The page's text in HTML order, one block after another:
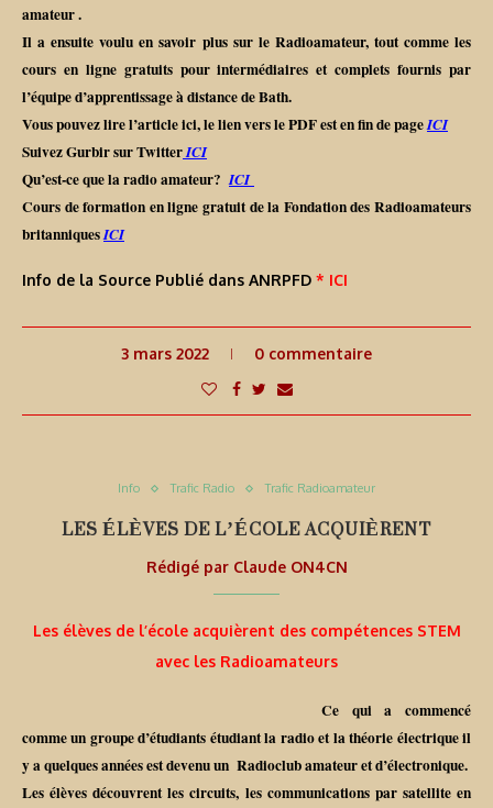
amateur .
Il a ensuite voulu en savoir plus sur le Radioamateur, tout comme les
cours en ligne gratuits pour intermédiaires et complets fournis par
l’équipe d’apprentissage à distance de Bath.
Vous pouvez lire l’article ici, le lien vers le PDF est en fin de pageICI
Suivez Gurbir sur TwitterICI
Qu’est-ce que la radio amateur?ICI
Cours de formation en ligne gratuit de la Fondation des Radioamateurs
britanniquesICI
Info de la Source Publié dans ANRPFD * ICI
3 mars 2022 0 commentaire
Info Trafic Radio Trafic Radioamateur
LES ÉLÈVES DE L’ÉCOLE ACQUIÈRENT
Rédigé par Claude ON4CN
Les élèves de l’école acquièrent des compétences STEM
avec les Radioamateurs
Ce qui a commencé
comme un groupe d’étudiants étudiant la radio et la théorie électrique il
y a quelques années est devenu un Radioclub amateur et d’électronique.
Les élèves découvrent les circuits, les communications par satellite en